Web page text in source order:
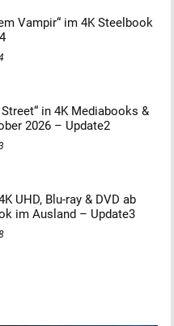
Vampir“ im 4K Steelbook
in 4K Mediabooks &
2026 – Update2
UHD, Blu-ray & DVD ab
im Ausland – Update3